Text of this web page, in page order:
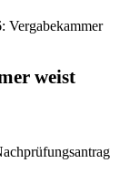
Vergabekammer
weist